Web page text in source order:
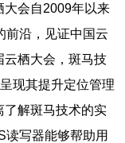
大会自2009年以来
前沿，见证中国云
云栖大会，斑马技
现其提升定位管理
了解斑马技术的实
读写器能够帮助用